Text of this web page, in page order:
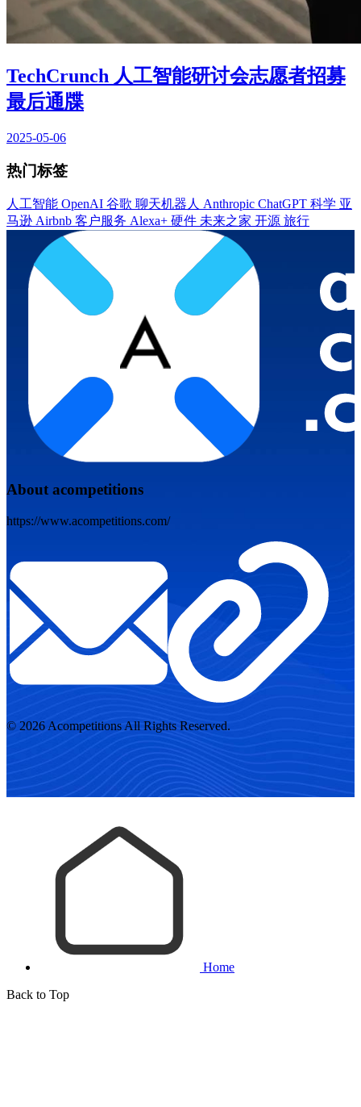
TechCrunch 人工智能研讨会志愿者招募
最后通牒
2025-05-06
热门标签
人工智能 OpenAI 谷歌 聊天机器人 Anthropic ChatGPT 科学 亚
马逊 Airbnb 客户服务 Alexa+ 硬件 未来之家 开源 旅行
About acompetitions
https://www.acompetitions.com/
© 2026 Acompetitions All Rights Reserved.
Home
Back to Top